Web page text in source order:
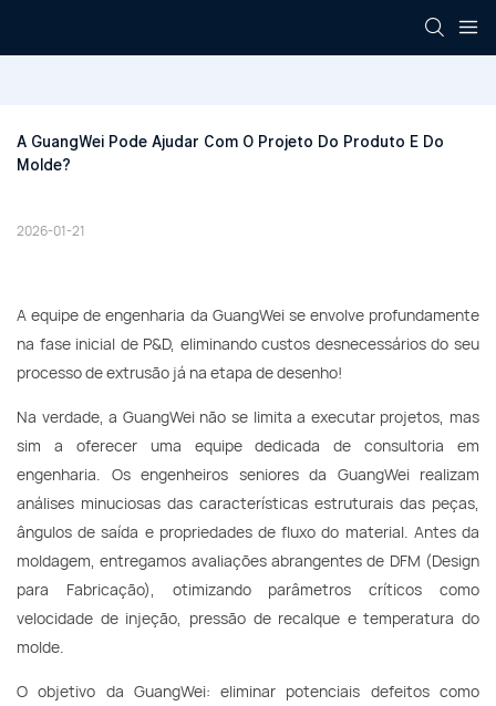
A GuangWei Pode Ajudar Com O Projeto Do Produto E Do
Molde?
2026-01-21
A equipe de engenharia da GuangWei se envolve profundamente
na fase inicial de P&D, eliminando custos desnecessários do seu
processo de extrusão já na etapa de desenho!
Na verdade, a GuangWei não se limita a executar projetos, mas
sim a oferecer uma equipe dedicada de consultoria em
engenharia. Os engenheiros seniores da GuangWei realizam
análises minuciosas das características estruturais das peças,
ângulos de saída e propriedades de fluxo do material. Antes da
moldagem, entregamos avaliações abrangentes de DFM (Design
para Fabricação), otimizando parâmetros críticos como
velocidade de injeção, pressão de recalque e temperatura do
molde.
O objetivo da GuangWei: eliminar potenciais defeitos como